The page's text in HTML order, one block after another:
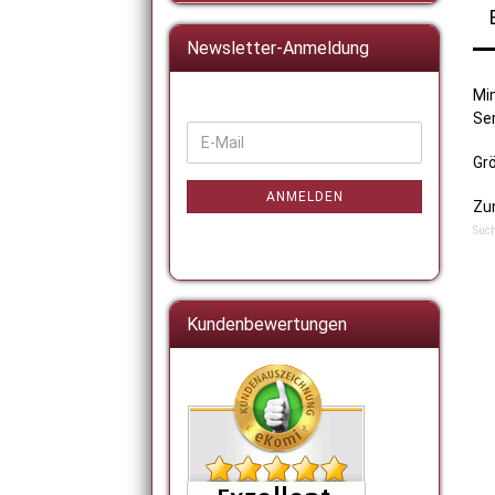
Newsletter-Anmeldung
ZUR
ANMELDUNG
E-
Mail
ANMELDEN
Kundenbewertungen